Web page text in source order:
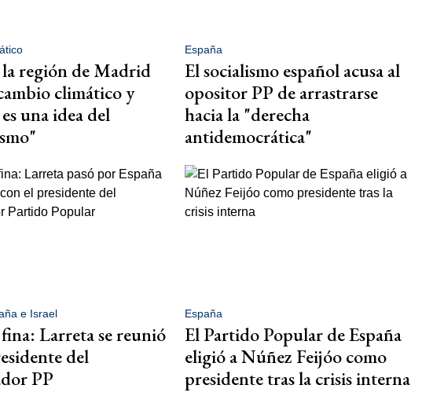
región de Madrid
climático y
una idea del
España
El socialismo español acusa al
opositor PP de arrastrarse
hacia la "derecha
antidemocrática"
e Israel
Larreta se reunió
del
PP
España
El Partido Popular de España
eligió a Núñez Feijóo como
presidente tras la crisis interna